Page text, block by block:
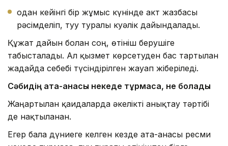
одан кейінгі бір жұмыс күнінде акт жазбасы
рәсімделіп, туу туралы куәлік дайындалады.
Құжат дайын болған соң, өтініш берушіге
табысталады. Ал қызмет көрсетуден бас тартылған
жағдайда себебі түсіндірілген жауап жіберіледі.
Сәбидің ата-анасы некеде тұрмаса, не болады
Жаңартылған қағидаларда әкелікті анықтау тәртібі
де нақтыланған.
Егер бала дүниеге келген кезде ата-анасы ресми